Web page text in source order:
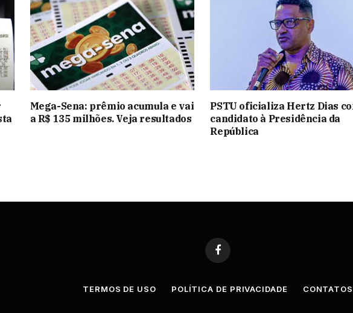
Mega-Sena: prêmio acumula e vai
a R$ 135 milhões. Veja resultados
PSTU oficializa Hertz Dias
candidato à Presidência da
República
Facebook
TERMOS DE USO POLÍTICA DE PRIVACIDADE CONTATOS